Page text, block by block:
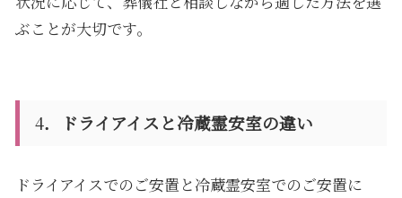
ぶことが大切です。
4．ドライアイスと冷蔵霊安室の違い
ドライアイスでのご安置と冷蔵霊安室でのご安置に